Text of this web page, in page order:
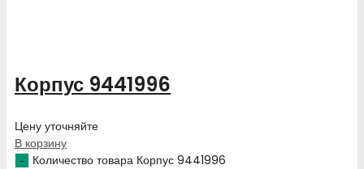
Корпус 9441996
Цену уточняйте
В корзину
Количество товара Корпус 9441996